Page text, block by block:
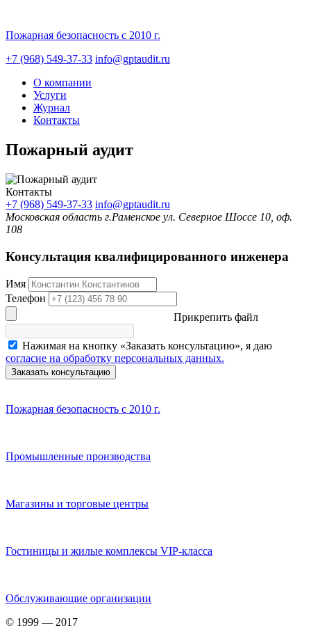
Пожарная безопасность с 2010 г.
+7 (968) 549-37-33 info@gptaudit.ru
О компании
Услуги
Журнал
Контакты
Пожарный аудит
Контакты
+7 (968) 549-37-33 info@gptaudit.ru
Московская область г.Раменское ул. Северное Шоссе 10, оф.
108
Консультация квалифицированного инженера
Имя
Телефон
Прикрепить файл
Нажимая на кнопку «Заказать консультацию», я даю
согласие на обработку персональных данных.
Заказать консультацию
Пожарная безопасность с 2010 г.
Промышленные производства
Магазины и торговые центры
Гостиницы и жилые комплексы VIP-класса
Обслуживающие организации
© 1999 — 2017